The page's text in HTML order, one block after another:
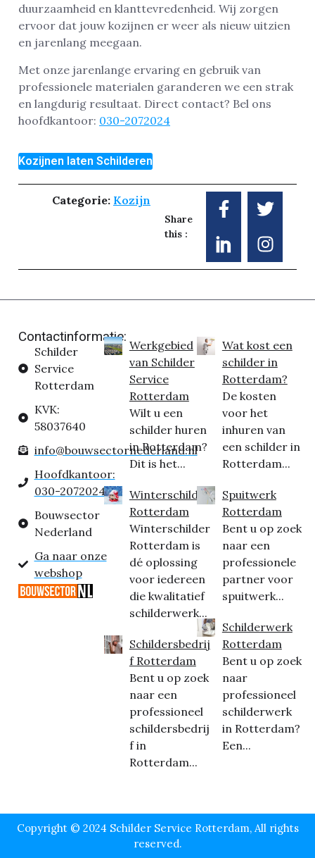
duurzaamheid en klanttevredenheid. Wij zorgen
ervoor dat jouw kozijnen er weer als nieuw uitzien
en jarenlang meegaan.
Met onze jarenlange ervaring en gebruik van
professionele materialen garanderen we een strak
en langdurig resultaat. Direct contact? Bel ons
hoofdkantoor: 030-2072024
Kozijnen laten Schilderen
Categorie: Kozijn
Share
this :
Contactinformatie:
Schilder
Service
Rotterdam
KVK:
58037640
info@bouwsectornederland.nl
Hoofdkantoor:
030-2072024
Bouwsector
Nederland
Ga naar onze
webshop
Werkgebied
van Schilder
Service
Rotterdam
Wilt u een
schilder huren
in Rotterdam?
Dit is het...
Winterschilder
Rotterdam
Winterschilder
Rotterdam is
dé oplossing
voor iedereen
die kwalitatief
schilderwerk...
Schildersbedrij
f Rotterdam
Bent u op zoek
naar een
professioneel
schildersbedrij
f in
Rotterdam...
Wat kost een
schilder in
Rotterdam?
De kosten
voor het
inhuren van
een schilder in
Rotterdam...
Spuitwerk
Rotterdam
Bent u op zoek
naar een
professionele
partner voor
spuitwerk...
Schilderwerk
Rotterdam
Bent u op zoek
naar
professioneel
schilderwerk
in Rotterdam?
Een...
Copyright © 2024 Schilder Service Rotterdam, All rights
reserved.